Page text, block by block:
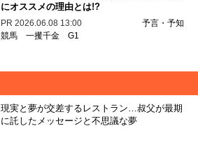
にオススメの理由とは!?
PR 2026.06.08 13:00
予言・予知
競馬 一攫千金 G1
現実と夢が交差するレストラン…叔父が最期
に託したメッセージと不思議な夢